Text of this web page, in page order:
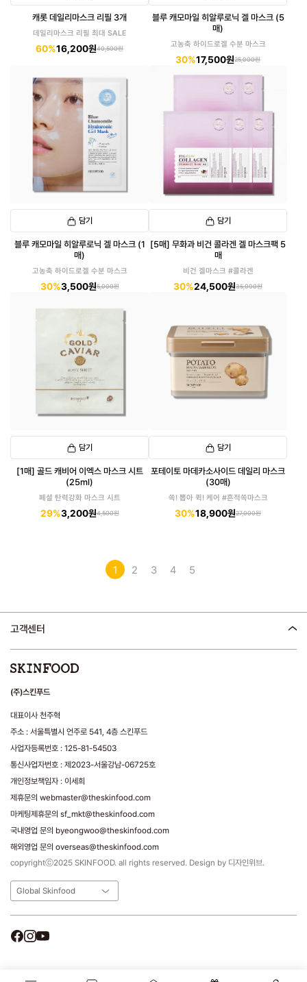
캐롯 데일리마스크 리필 3개
데일리마스크 리필 최대 SALE
60%16,200원40,500원
블루 캐모마일 히알루로닉 겔 마스크 (5
매)
고농축 하이드로겔 수분 마스크
30%17,500원25,000원
담기
블루 캐모마일 히알루로닉 겔 마스크 (1
매)
고농축 하이드로겔 수분 마스크
30%3,500원5,000원
담기
[5매] 무화과 비건 콜라겐 겔 마스크팩 5
매
비건 겔마스크 #콜라겐
30%24,500원35,000원
담기
[1매] 골드 캐비어 이엑스 마스크 시트
(25ml)
페셜 탄력강화 마스크 시트
29%3,200원4,500원
담기
포테이토 마데카소사이드 데일리 마스크
(30매)
쏙! 뽑아 퀵! 케어 #흔적쏙마스크
30%18,900원27,000원
1 2 3 4 5
고객센터
(주)스킨푸드
대표이사 천주혁
주소 : 서울특별시 언주로 541, 4층 스킨푸드
사업자등록번호 : 125-81-54503
통신사업자번호 : 제2023-서울강남-06725호
개인정보책임자 : 이세희
제휴문의 webmaster@theskinfood.com
마케팅제휴문의 sf_mkt@theskinfood.com
국내영업 문의 byeongwoo@theskinfood.com
해외영업 문의 overseas@theskinfood.com
copyrightⓒ2025 SKINFOOD. all rights reserved. Design by 디자인위브.
Global Skinfood